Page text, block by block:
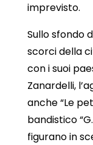
imprevisto.
Sullo sfondo
scorci della
con i suoi
Zanardelli,
anche “Le
bandistico
figurano in